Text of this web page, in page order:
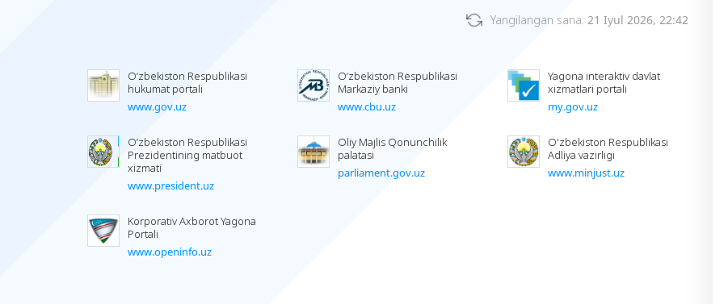
Yangilangan sana: 21 Iyul 2026, 22:42
O‘zbekiston Respublikasi
hukumat portali
www.gov.uz
O‘zbekiston Respublikasi
Markaziy banki
www.cbu.uz
Yagona interaktiv davlat
xizmatlari portali
my.gov.uz
O‘zbekiston Respublikasi
Prezidentining matbuot
xizmati
www.president.uz
Oliy Majlis Qonunchilik
palatasi
parliament.gov.uz
O'zbekiston Respublikasi
Adliya vazirligi
www.minjust.uz
Korporativ Axborot Yagona
Portali
www.openinfo.uz